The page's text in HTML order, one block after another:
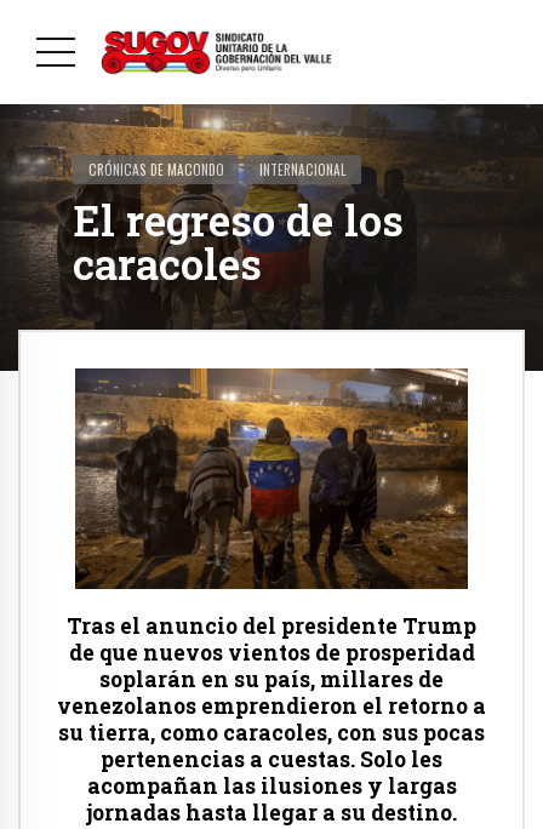
CRÓNICAS DE MACONDO INTERNACIONAL
El regreso de los
caracoles
Tras el anuncio del presidente Trump
de que nuevos vientos de prosperidad
soplarán en su país, millares de
venezolanos emprendieron el retorno a
su tierra, como caracoles, con sus pocas
pertenencias a cuestas. Solo les
acompañan las ilusiones y largas
jornadas hasta llegar a su destino.